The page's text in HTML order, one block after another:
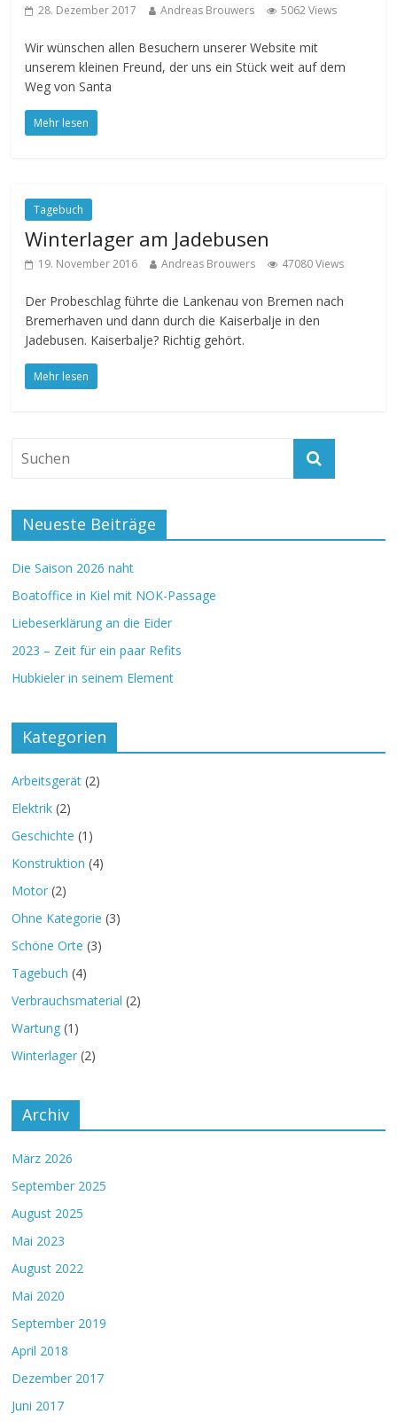
28. Dezember 2017 Andreas Brouwers 5062 Views
Wir wünschen allen Besuchern unserer Website mit
unserem kleinen Freund, der uns ein Stück weit auf dem
Weg von Santa
Mehr lesen
Tagebuch
Winterlager am Jadebusen
19. November 2016 Andreas Brouwers 47080 Views
Der Probeschlag führte die Lankenau von Bremen nach
Bremerhaven und dann durch die Kaiserbalje in den
Jadebusen. Kaiserbalje? Richtig gehört.
Mehr lesen
Neueste Beiträge
Die Saison 2026 naht
Boatoffice in Kiel mit NOK-Passage
Liebeserklärung an die Eider
2023 – Zeit für ein paar Refits
Hubkieler in seinem Element
Kategorien
Arbeitsgerät (2)
Elektrik (2)
Geschichte (1)
Konstruktion (4)
Motor (2)
Ohne Kategorie (3)
Schöne Orte (3)
Tagebuch (4)
Verbrauchsmaterial (2)
Wartung (1)
Winterlager (2)
Archiv
März 2026
September 2025
August 2025
Mai 2023
August 2022
Mai 2020
September 2019
April 2018
Dezember 2017
Juni 2017